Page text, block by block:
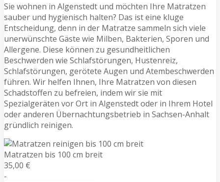
Sie wohnen in Algenstedt und möchten Ihre Matratzen
sauber und hygienisch halten? Das ist eine kluge
Entscheidung, denn in der Matratze sammeln sich viele
unerwünschte Gäste wie Milben, Bakterien, Sporen und
Allergene. Diese können zu gesundheitlichen
Beschwerden wie Schlafstörungen, Hustenreiz,
Schlafstörungen, gerötete Augen und Atembeschwerden
führen. Wir helfen Ihnen, Ihre Matratzen von diesen
Schadstoffen zu befreien, indem wir sie mit
Spezialgeräten vor Ort in Algenstedt oder in Ihrem Hotel
oder anderen Übernachtungsbetrieb in Sachsen-Anhalt
gründlich reinigen.
Matratzen bis 100 cm breit
35,00 €
-